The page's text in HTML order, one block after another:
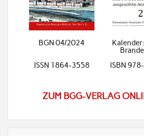
BGN 04/2024
ISSN 1864-3558
ISBN
ZUM BGG-VERLAG